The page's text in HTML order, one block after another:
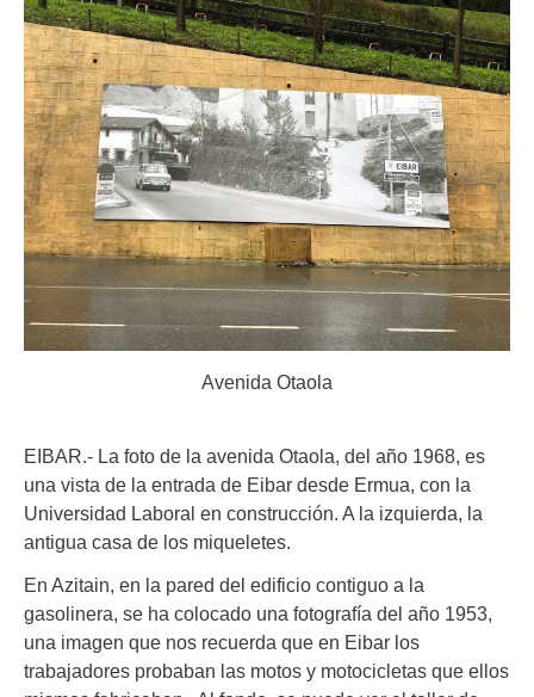
Avenida Otaola
EIBAR.- La foto de la avenida Otaola, del año 1968, es
una vista de la entrada de Eibar desde Ermua, con la
Universidad Laboral en construcción. A la izquierda, la
antigua casa de los miqueletes.
En Azitain, en la pared del edificio contiguo a la
gasolinera, se ha colocado una fotografía del año 1953,
una imagen que nos recuerda que en Eibar los
trabajadores probaban las motos y motocicletas que ellos